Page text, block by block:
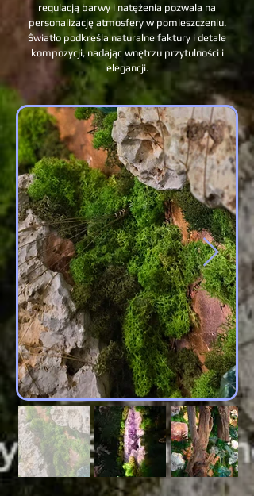
regulacją barwy i natężenia pozwala na
personalizację atmosfery w pomieszczeniu.
Światło podkreśla naturalne faktury i detale
kompozycji, nadając wnętrzu przytulności i
elegancji.